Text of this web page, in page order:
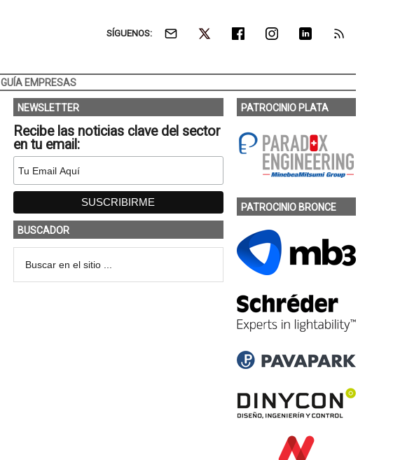
SÍGUENOS:
GUÍA EMPRESAS
NEWSLETTER
Recibe las noticias clave del sector
en tu email:
BUSCADOR
PATROCINIO PLATA
PATROCINIO BRONCE